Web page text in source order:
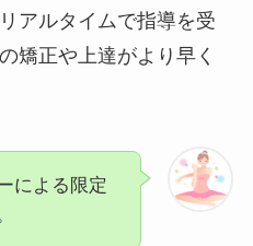
アルタイムで指導を受
矯正や上達がより早く
による限定